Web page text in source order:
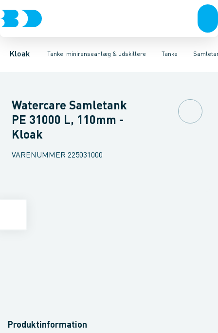
Kloak Tanke, minirenseanlæg & udskillere
Rør & fittingsBrøndeBrøndgodsLinjeafvandingTanke,
Tanke
Udskillere Tanke Tilbehør til tankeMini renseanlæg
Bundfældnings tanke, tryknedsivningBundfældnings tanke,
Watercare Samletank
PE 31000 L, 110mm -
Kloak
VARENUMMER 225031000
Produktinformation